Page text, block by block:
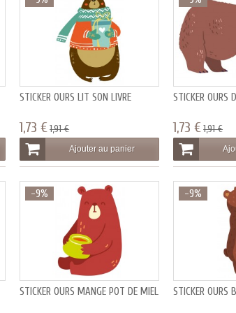
STICKER OURS LIT SON LIVRE
1,73 €1,91 €
Ajouter au panier
STICKER OURS
1,73 €1,91 €
STICKER OURS MANGE POT DE MIEL
-9%
STICKER OURS
-9%